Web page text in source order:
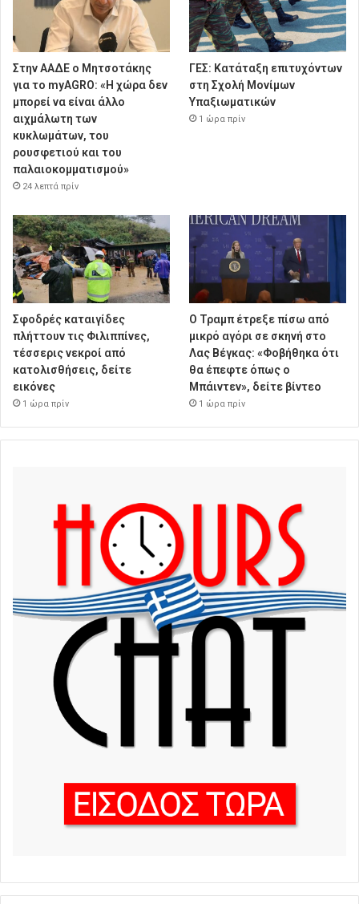
Στην ΑΑΔΕ ο Μητσοτάκης
για το myAGRO: «Η χώρα δεν
μπορεί να είναι άλλο
αιχμάλωτη των
κυκλωμάτων, του
ρουσφετιού και του
παλαιοκομματισμού»
24 λεπτά πρίν
ΓΕΣ: Κατάταξη επιτυχόντων
στη Σχολή Μονίμων
Υπαξιωματικών
1 ώρα πρίν
Σφοδρές καταιγίδες
πλήττουν τις Φιλιππίνες,
τέσσερις νεκροί από
κατολισθήσεις, δείτε
εικόνες
1 ώρα πρίν
Ο Τραμπ έτρεξε πίσω από
μικρό αγόρι σε σκηνή στο
Λας Βέγκας: «Φοβήθηκα ότι
θα έπεφτε όπως ο
Μπάιντεν», δείτε βίντεο
1 ώρα πρίν